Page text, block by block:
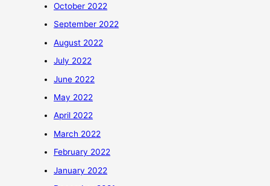
October 2022
September 2022
August 2022
July 2022
June 2022
May 2022
April 2022
March 2022
February 2022
January 2022